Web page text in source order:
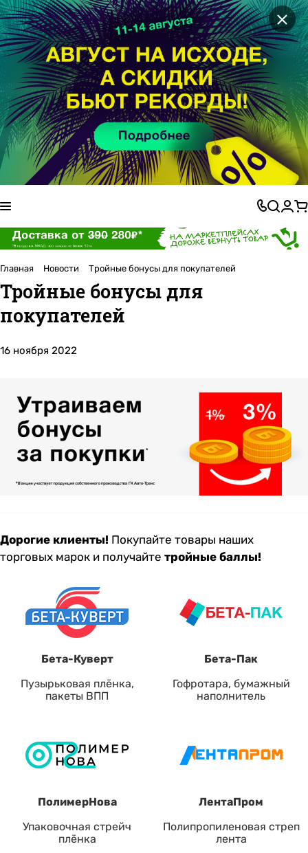
×
Главная Новости Тройные бонусы для покупателей
Тройные бонусы для
покупателей
16 ноября 2022
Дорогие клиенты! Покупайте товары наших
торговых марок и получайте тройные баллы!
Бета-Куверт
Пузырьковая плёнка,
пакеты ВПП
Бета-Пак
Гофротара, бумажный
наполнитель
ПолимерНова
Упаковочная стрейч
плёнка
ЛентаПром
Полипропиленовая стреп
лента